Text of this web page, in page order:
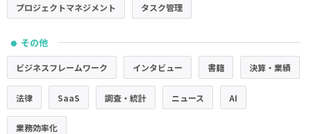
プロジェクトマネジメント タスク管理
● その他
ビジネスフレームワーク インタビュー 書籍 決算・業績
法律 SaaS 調査・統計 ニュース AI
業務効率化